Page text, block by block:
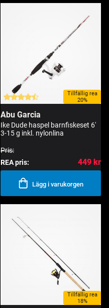
Tillfällig rea
20%
Abu Garcia
Ike Dude haspel barnfiskeset 6'
3-15 g inkl. nylonlina
Pris:
REA pris:
449 kr
Lägg i varukorgen
Tillfällig rea
18%